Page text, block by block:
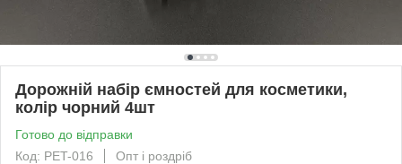
Дорожній набір ємностей для косметики,
колір чорний 4шт
Готово до відправки
Код: PET-016
Опт і роздріб